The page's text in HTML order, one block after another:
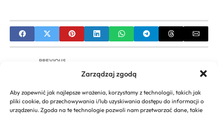
Zarządzaj zgodą
Aby zapewnić jak najlepsze wrażenia, korzystamy z technologii, takich jak
pliki cookie, do przechowywania i/lub uzyskiwania dostępu do informacji o
urządzeniu. Zgoda na te technologie pozwoli nam przetwarzać dane, takie
PREVIOUS
Jak pozyskać subwencje i dofinansowania dla
NEXT